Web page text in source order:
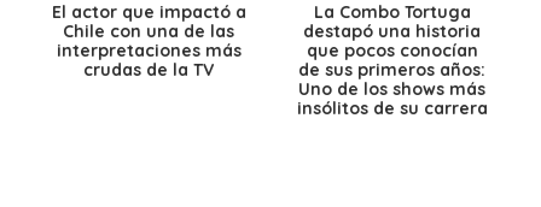
El actor que impactó a
Chile con una de las
interpretaciones más
crudas de la TV
La Combo Tortuga
destapó una historia
que pocos conocían
de sus primeros años:
Uno de los shows más
insólitos de su carrera